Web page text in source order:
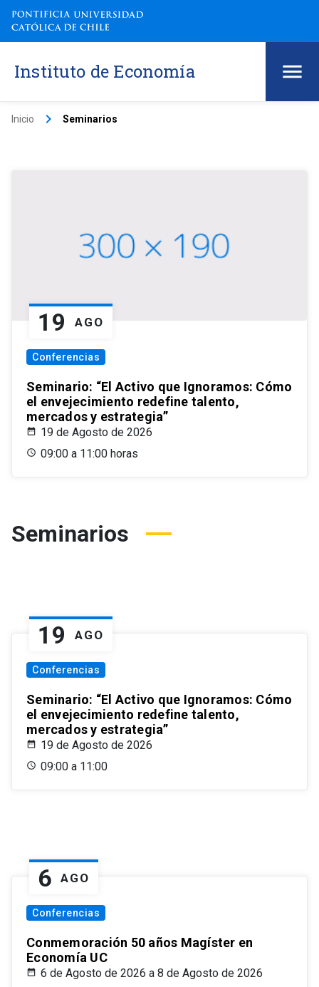
Instituto de Economía
Inicio keyboard_arrow_right Seminarios
19 AGO
Conferencias
Seminario: “El Activo que Ignoramos: Cómo
el envejecimiento redefine talento,
mercados y estrategia”
19 de Agosto de 2026
09:00 a 11:00 horas
Seminarios
19 AGO
Conferencias
Seminario: “El Activo que Ignoramos: Cómo
el envejecimiento redefine talento,
mercados y estrategia”
19 de Agosto de 2026
09:00 a 11:00
6 AGO
Conferencias
Conmemoración 50 años Magíster en
Economía UC
6 de Agosto de 2026 a 8 de Agosto de 2026